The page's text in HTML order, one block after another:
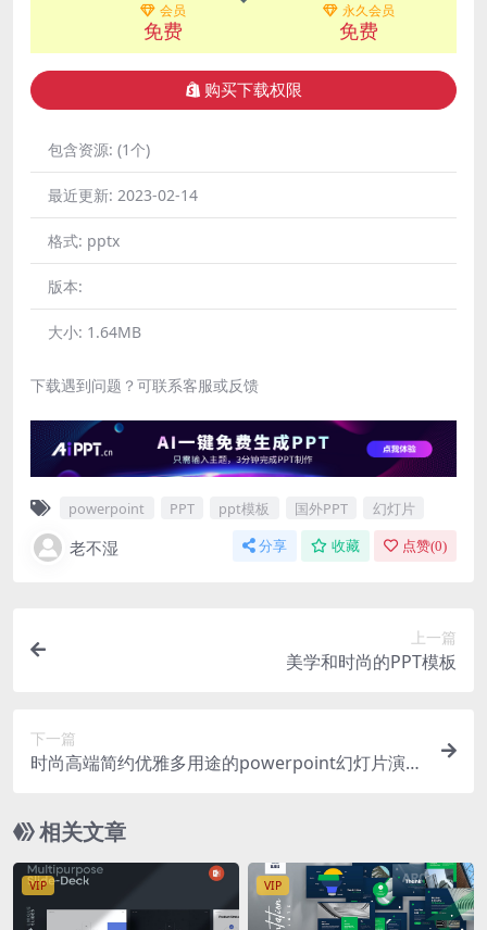
会员
免费
永久会员
免费
购买下载权限
包含资源: (1个)
最近更新: 2023-02-14
格式: pptx
版本:
大小: 1.64MB
下载遇到问题？可联系客服或反馈
powerpoint PPT ppt模板 国外PPT 幻灯片
老不湿 分享 收藏 点赞(0)
上一篇
美学和时尚的PPT模板
下一篇
时尚高端简约优雅多用途的powerpoint幻灯片演示
相关文章
VIP VIP